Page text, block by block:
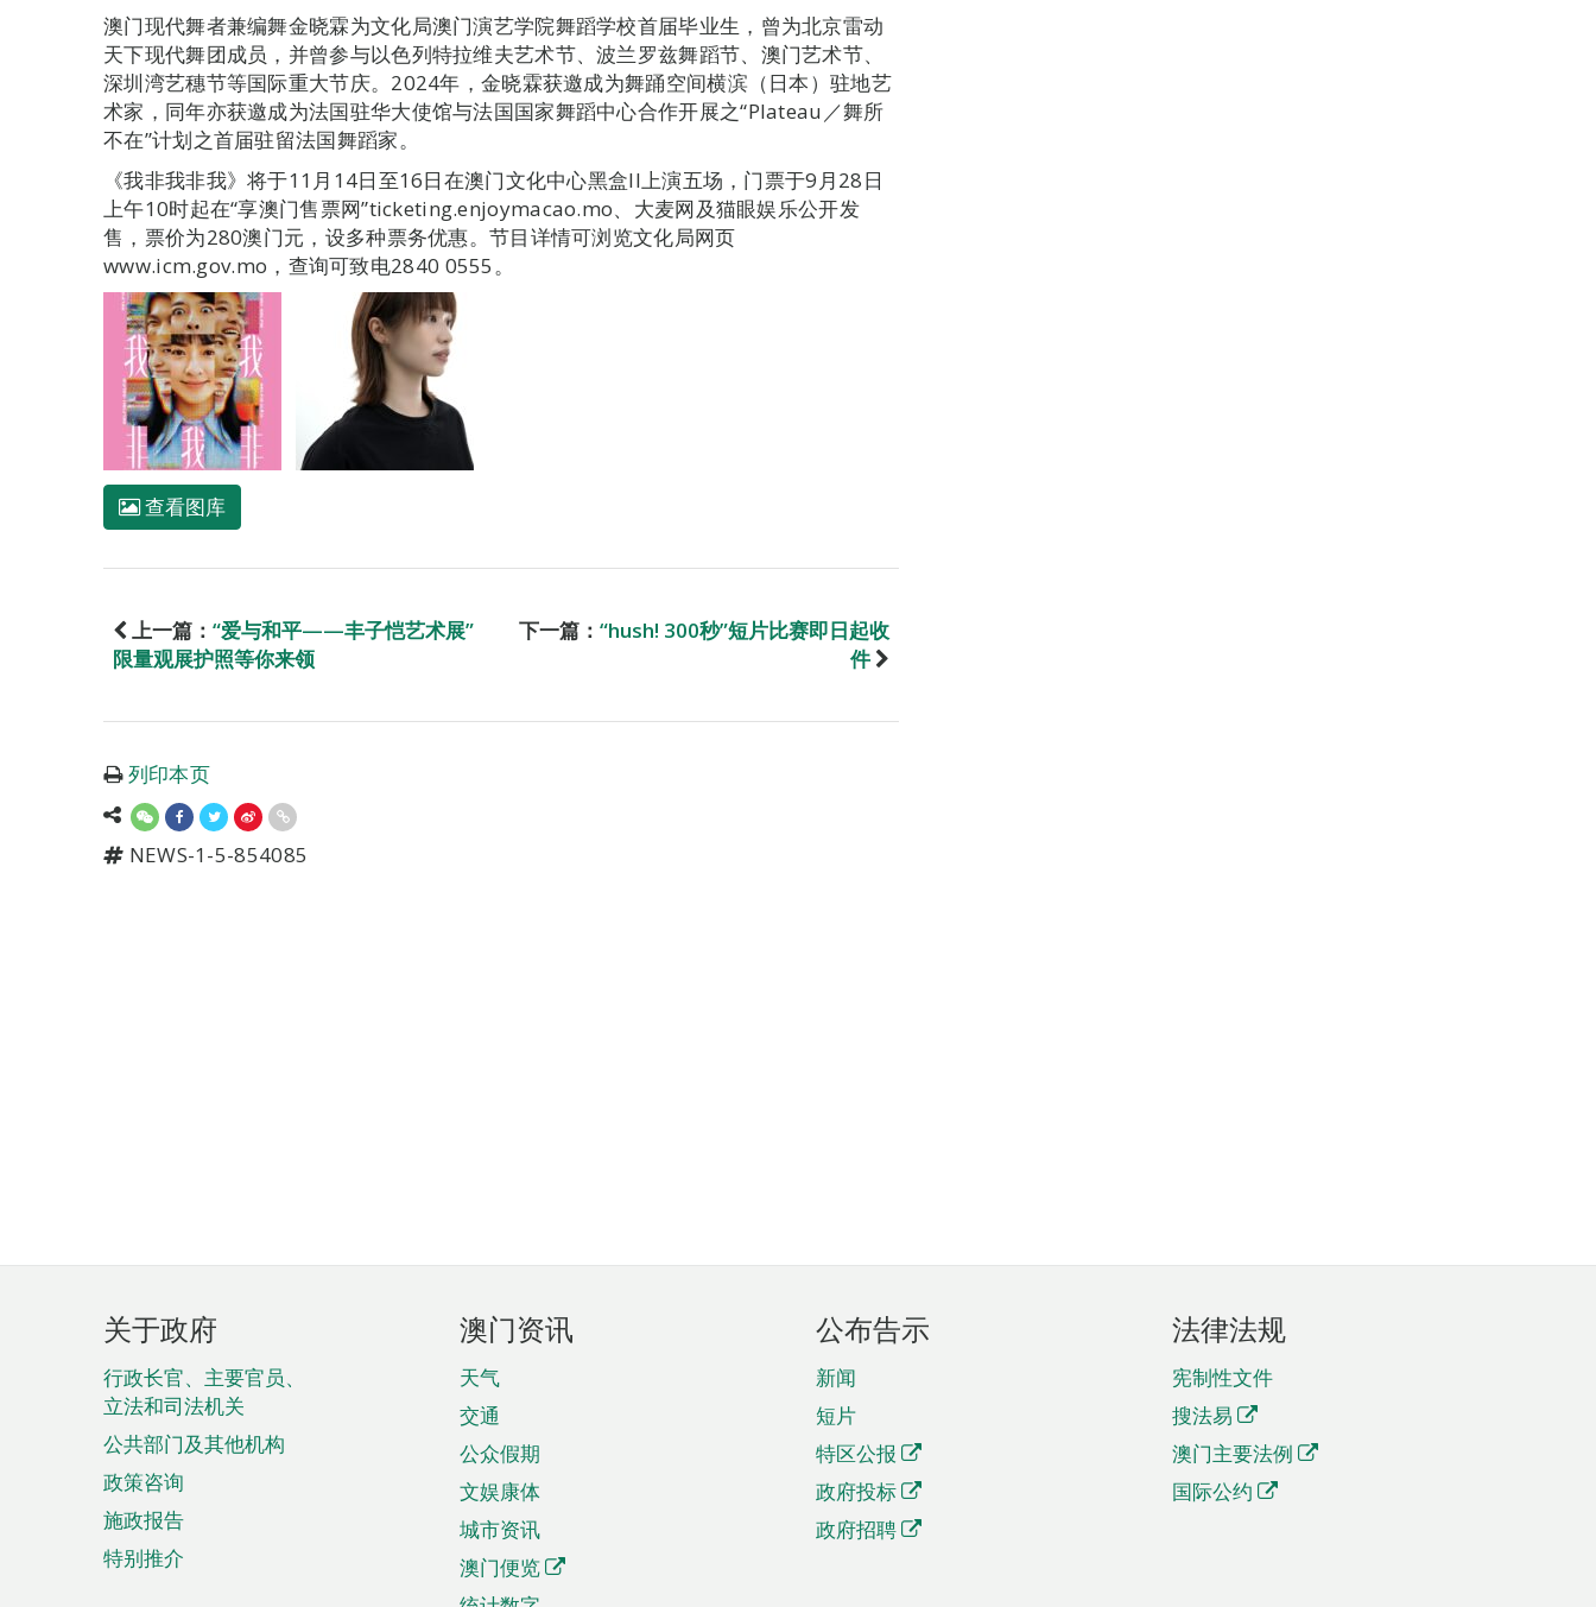
澳门现代舞者兼编舞金晓霖为文化局澳门演艺学院舞蹈学校首届毕业生，曾为北京雷动
天下现代舞团成员，并曾参与以色列特拉维夫艺术节、波兰罗兹舞蹈节、澳门艺术节、
深圳湾艺穗节等国际重大节庆。2024年，金晓霖获邀成为舞踊空间横滨（日本）驻地艺
术家，同年亦获邀成为法国驻华大使馆与法国国家舞蹈中心合作开展之“Plateau／舞所
不在”计划之首届驻留法国舞蹈家。
《我非我非我》将于11月14日至16日在澳门文化中心黑盒II上演五场，门票于9月28日
上午10时起在“享澳门售票网”ticketing.enjoymacao.mo、大麦网及猫眼娱乐公开发
售，票价为280澳门元，设多种票务优惠。节目详情可浏览文化局网页
www.icm.gov.mo，查询可致电2840 0555。
查看图库
上一篇： “爱与和平——丰子恺艺术展”
限量观展护照等你来领
下一篇： “hush! 300秒”短片比赛即日起收
件
列印本页
NEWS-1-5-854085
页
脚
菜
单
关于政府
行政长官、主要官员、
立法和司法机关
公共部门及其他机构
政策咨询
施政报告
特别推介
澳门资讯
天气
交通
公众假期
文娱康体
城市资讯
澳门便览
公布告示
新闻
短片
特区公报
政府投标
政府招聘
法律法规
宪制性文件
搜法易
澳门主要法例
国际公约